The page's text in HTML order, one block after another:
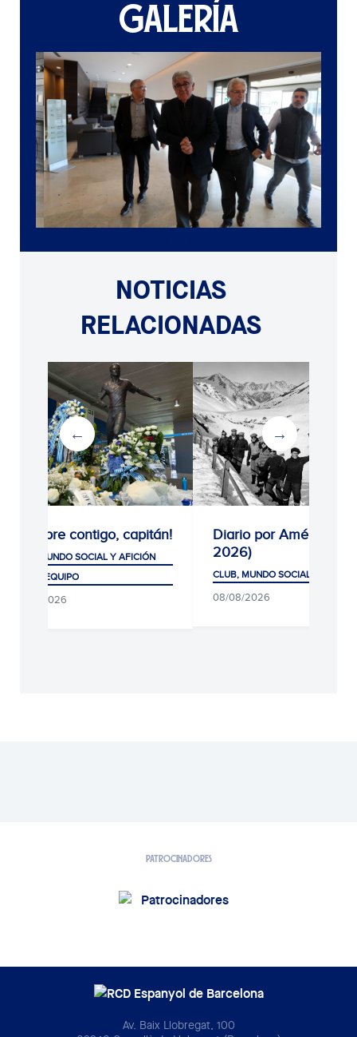
GALERÍA
NOTICIAS
RELACIONADAS
¡Siempre contigo, capitán!
CLUB, MUNDO SOCIAL Y AFICIÓN
PRIMER EQUIPO
08/08/2026
Diario por América
2026)
CLUB, MUNDO SOCIAL Y
08/08/2026
PATROCINADORES
Av. Baix Llobregat, 100